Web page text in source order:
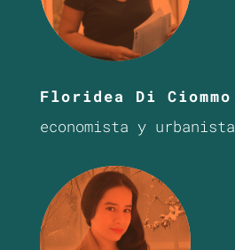
Floridea Di Ciommo
economista y urbanista